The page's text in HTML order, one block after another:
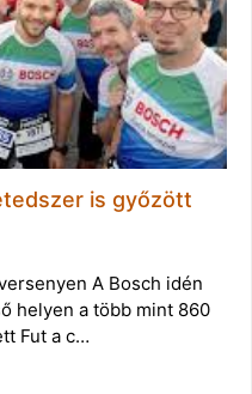
is győzött
A Bosch idén
helyen a több mint 860
Fut a c…